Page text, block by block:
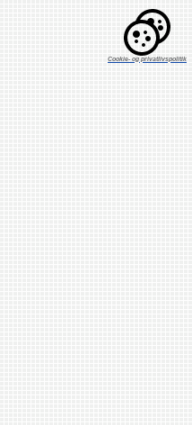
Cookie- og privatlivspolitik